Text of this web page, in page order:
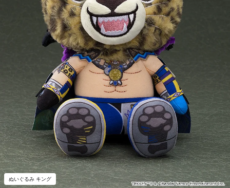
ぬいぐるみ キング